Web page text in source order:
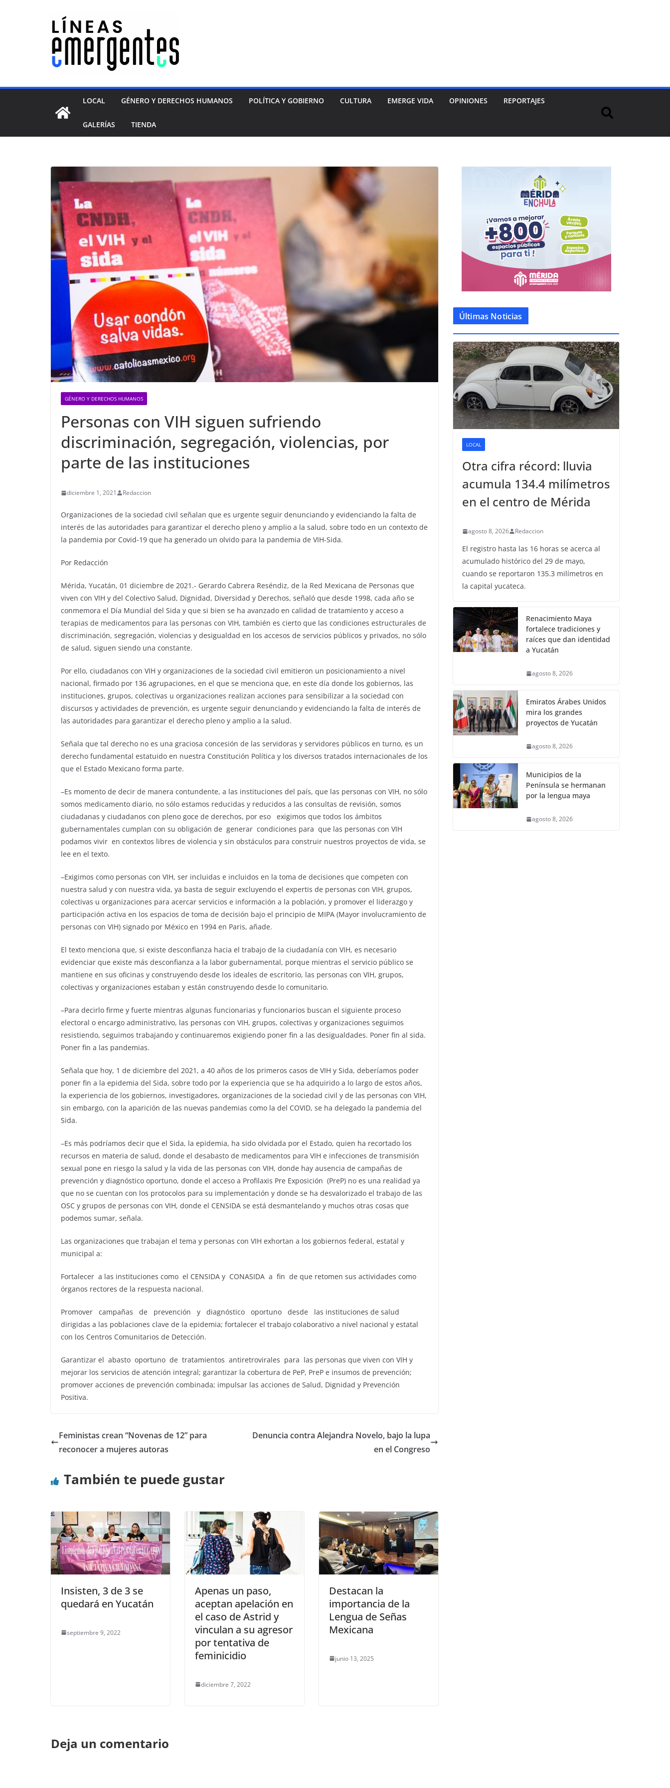
LOCAL GÉNERO Y DERECHOS HUMANOS POLÍTICA Y GOBIERNO CULTURA EMERGE VIDA OPINIONES REPORTAJES
GALERÍAS TIENDA
GÉNERO Y DERECHOS HUMANOS
Personas con VIH siguen sufriendo
discriminación, segregación, violencias, por
parte de las instituciones
diciembre 1, 2021 Redaccion
Organizaciones de la sociedad civil señalan que es urgente seguir denunciando y evidenciando la falta de
interés de las autoridades para garantizar el derecho pleno y amplio a la salud, sobre todo en un contexto de
la pandemia por Covid-19 que ha generado un olvido para la pandemia de VIH-Sida.
Por Redacción
Mérida, Yucatán, 01 diciembre de 2021.- Gerardo Cabrera Reséndiz, de la Red Mexicana de Personas que
viven con VIH y del Colectivo Salud, Dignidad, Diversidad y Derechos, señaló que desde 1998, cada año se
conmemora el Día Mundial del Sida y que si bien se ha avanzado en calidad de tratamiento y acceso a
terapias de medicamentos para las personas con VIH, también es cierto que las condiciones estructurales de
discriminación, segregación, violencias y desigualdad en los accesos de servicios públicos y privados, no sólo
de salud, siguen siendo una constante.
Por ello, ciudadanos con VIH y organizaciones de la sociedad civil emitieron un posicionamiento a nivel
nacional, firmado por 136 agrupaciones, en el que se menciona que, en este día donde los gobiernos, las
instituciones, grupos, colectivas u organizaciones realizan acciones para sensibilizar a la sociedad con
discursos y actividades de prevención, es urgente seguir denunciando y evidenciando la falta de interés de
las autoridades para garantizar el derecho pleno y amplio a la salud.
Señala que tal derecho no es una graciosa concesión de las servidoras y servidores públicos en turno, es un
derecho fundamental estatuido en nuestra Constitución Política y los diversos tratados internacionales de los
que el Estado Mexicano forma parte.
–Es momento de decir de manera contundente, a las instituciones del país, que las personas con VIH, no sólo
somos medicamento diario, no sólo estamos reducidas y reducidos a las consultas de revisión, somos
ciudadanas y ciudadanos con pleno goce de derechos, por eso exigimos que todos los ámbitos
gubernamentales cumplan con su obligación de generar condiciones para que las personas con VIH
podamos vivir en contextos libres de violencia y sin obstáculos para construir nuestros proyectos de vida, se
lee en el texto.
–Exigimos como personas con VIH, ser incluidas e incluidos en la toma de decisiones que competen con
nuestra salud y con nuestra vida, ya basta de seguir excluyendo el expertis de personas con VIH, grupos,
colectivas u organizaciones para acercar servicios e información a la población, y promover el liderazgo y
participación activa en los espacios de toma de decisión bajo el principio de MIPA (Mayor involucramiento de
personas con VIH) signado por México en 1994 en Paris, añade.
El texto menciona que, si existe desconfianza hacia el trabajo de la ciudadanía con VIH, es necesario
evidenciar que existe más desconfianza a la labor gubernamental, porque mientras el servicio público se
mantiene en sus oficinas y construyendo desde los ideales de escritorio, las personas con VIH, grupos,
colectivas y organizaciones estaban y están construyendo desde lo comunitario.
–Para decirlo firme y fuerte mientras algunas funcionarias y funcionarios buscan el siguiente proceso
electoral o encargo administrativo, las personas con VIH, grupos, colectivas y organizaciones seguimos
resistiendo, seguimos trabajando y continuaremos exigiendo poner fin a las desigualdades. Poner fin al sida.
Poner fin a las pandemias.
Señala que hoy, 1 de diciembre del 2021, a 40 años de los primeros casos de VIH y Sida, deberíamos poder
poner fin a la epidemia del Sida, sobre todo por la experiencia que se ha adquirido a lo largo de estos años,
la experiencia de los gobiernos, investigadores, organizaciones de la sociedad civil y de las personas con VIH,
sin embargo, con la aparición de las nuevas pandemias como la del COVID, se ha delegado la pandemia del
Sida.
–Es más podríamos decir que el Sida, la epidemia, ha sido olvidada por el Estado, quien ha recortado los
recursos en materia de salud, donde el desabasto de medicamentos para VIH e infecciones de transmisión
sexual pone en riesgo la salud y la vida de las personas con VIH, donde hay ausencia de campañas de
prevención y diagnóstico oportuno, donde el acceso a Profilaxis Pre Exposición (PreP) no es una realidad ya
que no se cuentan con los protocolos para su implementación y donde se ha desvalorizado el trabajo de las
OSC y grupos de personas con VIH, donde el CENSIDA se está desmantelando y muchos otras cosas que
podemos sumar, señala.
Las organizaciones que trabajan el tema y personas con VIH exhortan a los gobiernos federal, estatal y
municipal a:
Fortalecer a las instituciones como el CENSIDA y CONASIDA a fin de que retomen sus actividades como
órganos rectores de la respuesta nacional.
Promover campañas de prevención y diagnóstico oportuno desde las instituciones de salud
dirigidas a las poblaciones clave de la epidemia; fortalecer el trabajo colaborativo a nivel nacional y estatal
con los Centros Comunitarios de Detección.
Garantizar el abasto oportuno de tratamientos antiretrovirales para las personas que viven con VIH y
mejorar los servicios de atención integral; garantizar la cobertura de PeP, PreP e insumos de prevención;
promover acciones de prevención combinada; impulsar las acciones de Salud, Dignidad y Prevención
Positiva.
Feministas crean “Novenas de 12” para
reconocer a mujeres autoras
Denuncia contra Alejandra Novelo, bajo la lupa
en el Congreso
También te puede gustar
Insisten, 3 de 3 se
quedará en Yucatán
septiembre 9, 2022
Apenas un paso,
aceptan apelación en
el caso de Astrid y
vinculan a su agresor
por tentativa de
feminicidio
diciembre 7, 2022
Destacan la
importancia de la
Lengua de Señas
Mexicana
junio 13, 2025
Deja un comentario
Últimas Noticias
LOCAL
Otra cifra récord: lluvia
acumula 134.4 milímetros
en el centro de Mérida
agosto 8, 2026 Redaccion
El registro hasta las 16 horas se acerca al
acumulado histórico del 29 de mayo,
cuando se reportaron 135.3 milímetros en
la capital yucateca.
Renacimiento Maya
fortalece tradiciones y
raíces que dan identidad
a Yucatán
agosto 8, 2026
Emiratos Árabes Unidos
mira los grandes
proyectos de Yucatán
agosto 8, 2026
Municipios de la
Península se hermanan
por la lengua maya
agosto 8, 2026